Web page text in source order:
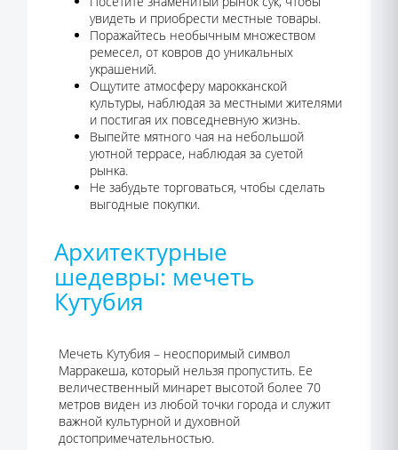
увидеть и приобрести местные товары.
Поражайтесь необычным множеством
ремесел, от ковров до уникальных
украшений.
Ощутите атмосферу марокканской
культуры, наблюдая за местными жителями
и постигая их повседневную жизнь.
Выпейте мятного чая на небольшой
уютной террасе, наблюдая за суетой
рынка.
Не забудьте торговаться, чтобы сделать
выгодные покупки.
Архитектурные
шедевры: мечеть
Кутубия
Мечеть Кутубия – неоспоримый символ
Марракеша, который нельзя пропустить. Ее
величественный минарет высотой более 70
метров виден из любой точки города и служит
важной культурной и духовной
достопримечательностью.